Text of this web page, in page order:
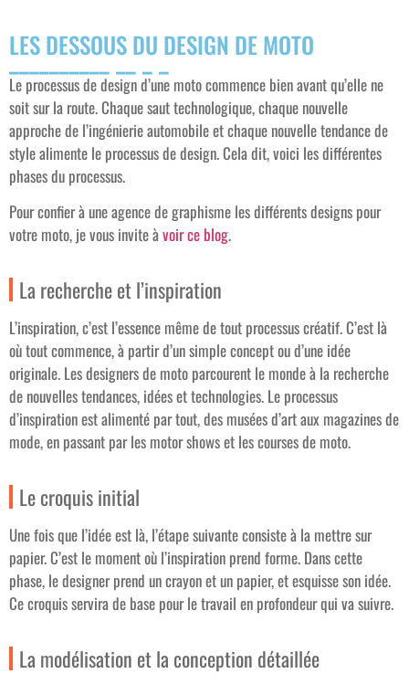
LES DESSOUS DU DESIGN DE MOTO
Le processus de design d’une moto commence bien avant qu’elle ne
soit sur la route. Chaque saut technologique, chaque nouvelle
approche de l’ingénierie automobile et chaque nouvelle tendance de
style alimente le processus de design. Cela dit, voici les différentes
phases du processus.
Pour confier à une agence de graphisme les différents designs pour
votre moto, je vous invite àvoir ce blog.
La recherche et l’inspiration
L’inspiration, c’est l’essence même de tout processus créatif. C’est là
où tout commence, à partir d’un simple concept ou d’une idée
originale. Les designers de moto parcourent le monde à la recherche
de nouvelles tendances, idées et technologies. Le processus
d’inspiration est alimenté par tout, des musées d’art aux magazines de
mode, en passant par les motor shows et les courses de moto.
Le croquis initial
Une fois que l’idée est là, l’étape suivante consiste à la mettre sur
papier. C’est le moment où l’inspiration prend forme. Dans cette
phase, le designer prend un crayon et un papier, et esquisse son idée.
Ce croquis servira de base pour le travail en profondeur qui va suivre.
La modélisation et la conception détaillée